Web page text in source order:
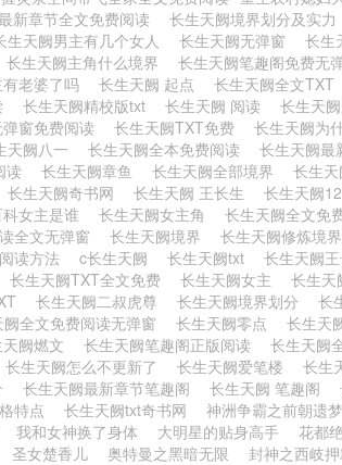
新章节全文免费阅读 长生天阙境界划分及实力
生天阙男主有几个女人 长生天阙无弹窗 长生
长生天阙主角什么境界 长生天阙笔趣阁免费无
老婆了吗 长生天阙 起点 长生天阙全文TXT
长生天阙精校版txt 长生天阙 阅读 长生天
窗免费阅读 长生天阙TXT免费 长生天阙为
天阙八一 长生天阙全本免费阅读 长生天阙最
读 长生天阙章鱼 长生天阙全部境界 长生
长生天阙奇书网 长生天阙 王长生 长生天阙
女主是谁 长生天阙女主角 长生天阙全文免
全文无弹窗 长生天阙境界 长生天阙修炼境
读方法 c长生天阙 长生天阙txt 长生天阙
长生天阙TXT全文免费 长生天阙女主 长生天
长生天阙二叔虎尊 长生天阙境界划分 长
全文免费阅读无弹窗 长生天阙零点 长生天
阙燃文 长生天阙笔趣阁正版阅读 长生天阙
长生天阙怎么不更新了 长生天阙爱笔楼 长生
长生天阙最新章节笔趣阁 长生天阙 笔趣阁
特点 长生天阙txt奇书网 神洲争霸之前朝遗梦
我和女神换了身体 大明星的贴身高手 花都
圣女楚香儿 奥特曼之黑暗无限 封神之西岐